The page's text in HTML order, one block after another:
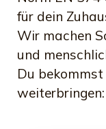
für dein
Wir machen
und
Du